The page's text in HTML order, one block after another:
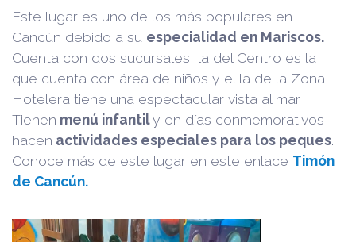
Este lugar es uno de los más populares en
Cancún debido a su especialidad en Mariscos.
Cuenta con dos sucursales, la del Centro es la
que cuenta con área de niños y el la de la Zona
Hotelera tiene una espectacular vista al mar.
Tienen menú infantily en días conmemorativos
hacen actividades especiales para los peques
Conoce más de este lugar en este enlace Timón
de Cancún.